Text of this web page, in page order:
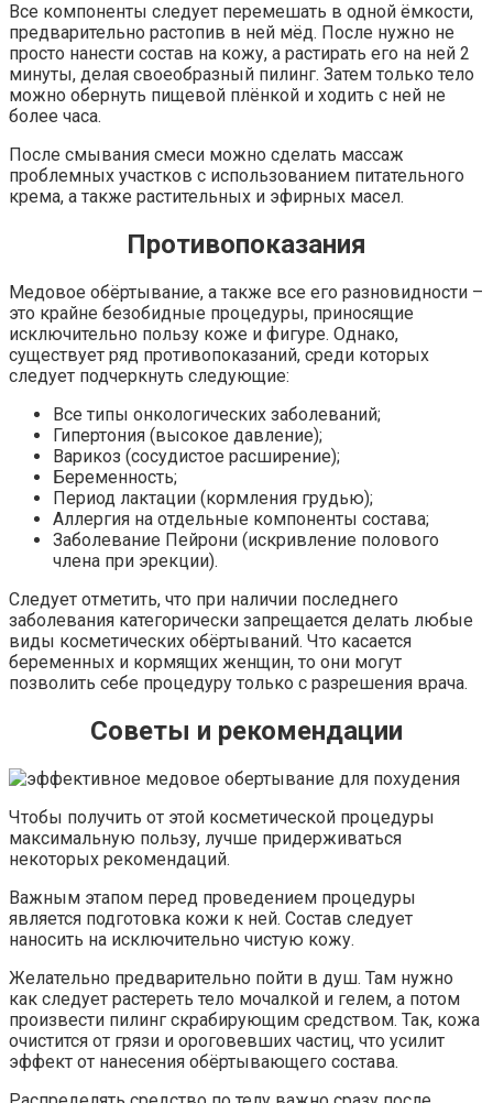
Все компоненты следует перемешать в одной ёмкости,
предварительно растопив в ней мёд. После нужно не
просто нанести состав на кожу, а растирать его на ней 2
минуты, делая своеобразный пилинг. Затем только тело
можно обернуть пищевой плёнкой и ходить с ней не
более часа.
После смывания смеси можно сделать массаж
проблемных участков с использованием питательного
крема, а также растительных и эфирных масел.
Противопоказания
Медовое обёртывание, а также все его разновидности –
это крайне безобидные процедуры, приносящие
исключительно пользу коже и фигуре. Однако,
существует ряд противопоказаний, среди которых
следует подчеркнуть следующие:
Все типы онкологических заболеваний;
Гипертония (высокое давление);
Варикоз (сосудистое расширение);
Беременность;
Период лактации (кормления грудью);
Аллергия на отдельные компоненты состава;
Заболевание Пейрони (искривление полового
члена при эрекции).
Следует отметить, что при наличии последнего
заболевания категорически запрещается делать любые
виды косметических обёртываний. Что касается
беременных и кормящих женщин, то они могут
позволить себе процедуру только с разрешения врача.
Советы и рекомендации
Чтобы получить от этой косметической процедуры
максимальную пользу, лучше придерживаться
некоторых рекомендаций.
Важным этапом перед проведением процедуры
является подготовка кожи к ней. Состав следует
наносить на исключительно чистую кожу.
Желательно предварительно пойти в душ. Там нужно
как следует растереть тело мочалкой и гелем, а потом
произвести пилинг скрабирующим средством. Так, кожа
очистится от грязи и ороговевших частиц, что усилит
эффект от нанесения обёртывающего состава.